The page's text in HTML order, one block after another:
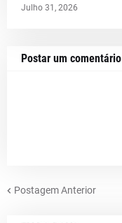
Julho 31, 2026
Postar um comentário
Postagem Anterior